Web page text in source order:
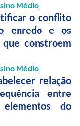
Médio
o conflito
enredo e os
constroem
Médio
relação
entre
do